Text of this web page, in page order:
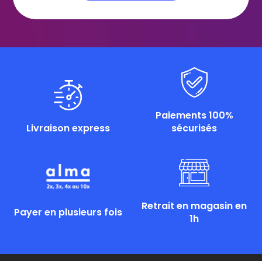
Livraison express
Paiements 100%
sécurisés
Payer en plusieurs fois
Retrait en magasin en
1h